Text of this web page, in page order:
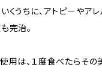
くうちに、アトピーやア
完治。
用は、１度食べたらその